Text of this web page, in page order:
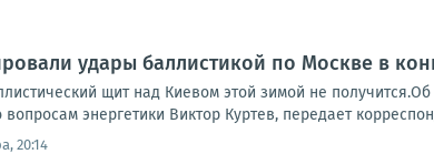
удары баллистикой по Москве в
щит над Киевом этой зимой не
вопросам энергетики Виктор Куртев, передает
20:14